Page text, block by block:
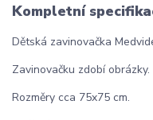
Kompletní
Dětská zavinovačka
Zavinovačku zdobí
Rozměry cca 75x75 cm.